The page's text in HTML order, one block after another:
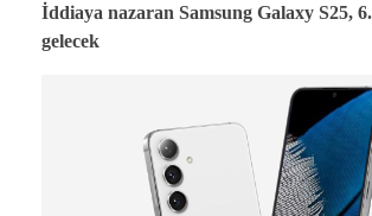
İddiaya nazaran Samsung Galaxy S25,
gelecek